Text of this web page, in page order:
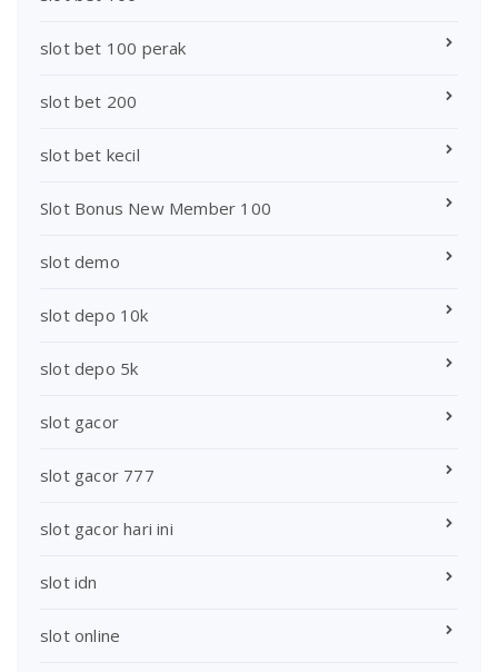
slot bet 100 perak
slot bet 200
slot bet kecil
Slot Bonus New Member 100
slot demo
slot depo 10k
slot depo 5k
slot gacor
slot gacor 777
slot gacor hari ini
slot idn
slot online